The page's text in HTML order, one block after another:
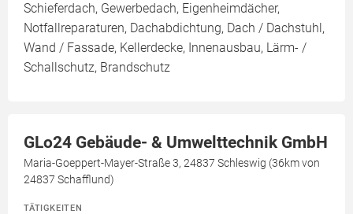
Schieferdach, Gewerbedach, Eigenheimdächer,
Notfallreparaturen, Dachabdichtung, Dach / Dachstuhl,
Wand / Fassade, Kellerdecke, Innenausbau, Lärm- /
Schallschutz, Brandschutz
GLo24 Gebäude- & Umwelttechnik GmbH
Maria-Goeppert-Mayer-Straße 3, 24837 Schleswig (36km von
24837 Schafflund)
TÄTIGKEITEN